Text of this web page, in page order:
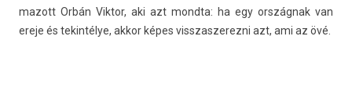
mazott Orbán Vik­tor, aki azt mondta: ha egy országnak van
ereje és tekin­télye, akkor képes visszas­zerez­ni azt, ami az övé.